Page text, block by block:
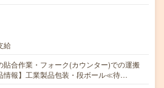
給
貼合作業・フォーク(カウンター)での運搬
情報】工業製品包装・段ボール≪待…